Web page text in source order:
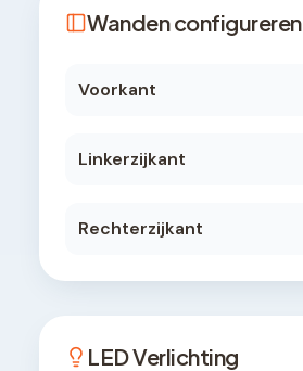
Wanden configureren
Voorkant
Linkerzijkant
Rechterzijkant
LED Verlichting